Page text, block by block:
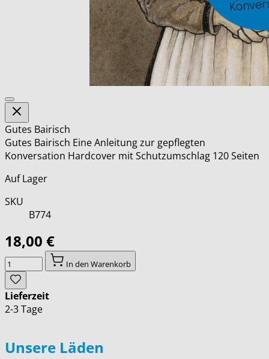
Gutes Bairisch
Gutes Bairisch Eine Anleitung zur gepflegten
Konversation Hardcover mit Schutzumschlag 120 Seiten
Auf Lager
SKU
B774
18,00 €
Menge
In den Warenkorb
Lieferzeit
2-3 Tage
Unsere Läden